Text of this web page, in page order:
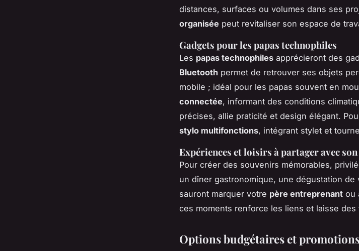
distances, surfaces ou volumes dans ses
organisée peut revitaliser son espace de
Gadgets pour les papas technophiles
Les papas technophiles apprécieront des
Bluetooth permet de retrouver ses objets
mobile ; idéal pour les papas souvent en
connectée, informant des conditions
précises, allie praticité et design élégant.
stylo multifonctions, intégrant stylet et
Expériences et loisirs à partager avec
Pour créer des souvenirs mémorables,
un dîner gastronomique, une dégustation
sauront marquer votre père entreprenant ou
ces moments renforce les liens et laisse des
Options budgétaires et